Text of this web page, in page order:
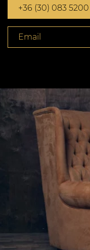
+36 (30) 083 5200
Email